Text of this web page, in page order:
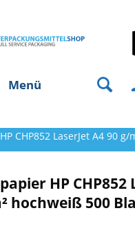
Menü
CHP852 LaserJet A4 90
HP CHP852
hochweiß 500